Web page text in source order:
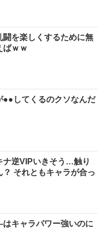
闘を楽しくするために無
ばｗｗ
●●してくるのクソなんだ
ナ逆VIPいきそう…触り
それともキャラが合っ
はキャラパワー強いのに